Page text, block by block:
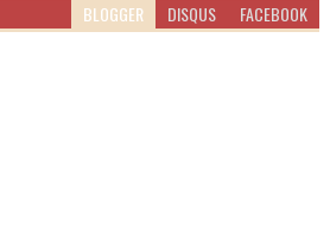
BLOGGER DISQUS FACEBOOK